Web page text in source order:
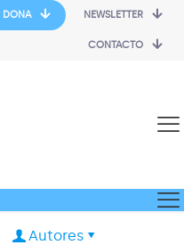
DONA NEWSLETTER
CONTACTO
Autores